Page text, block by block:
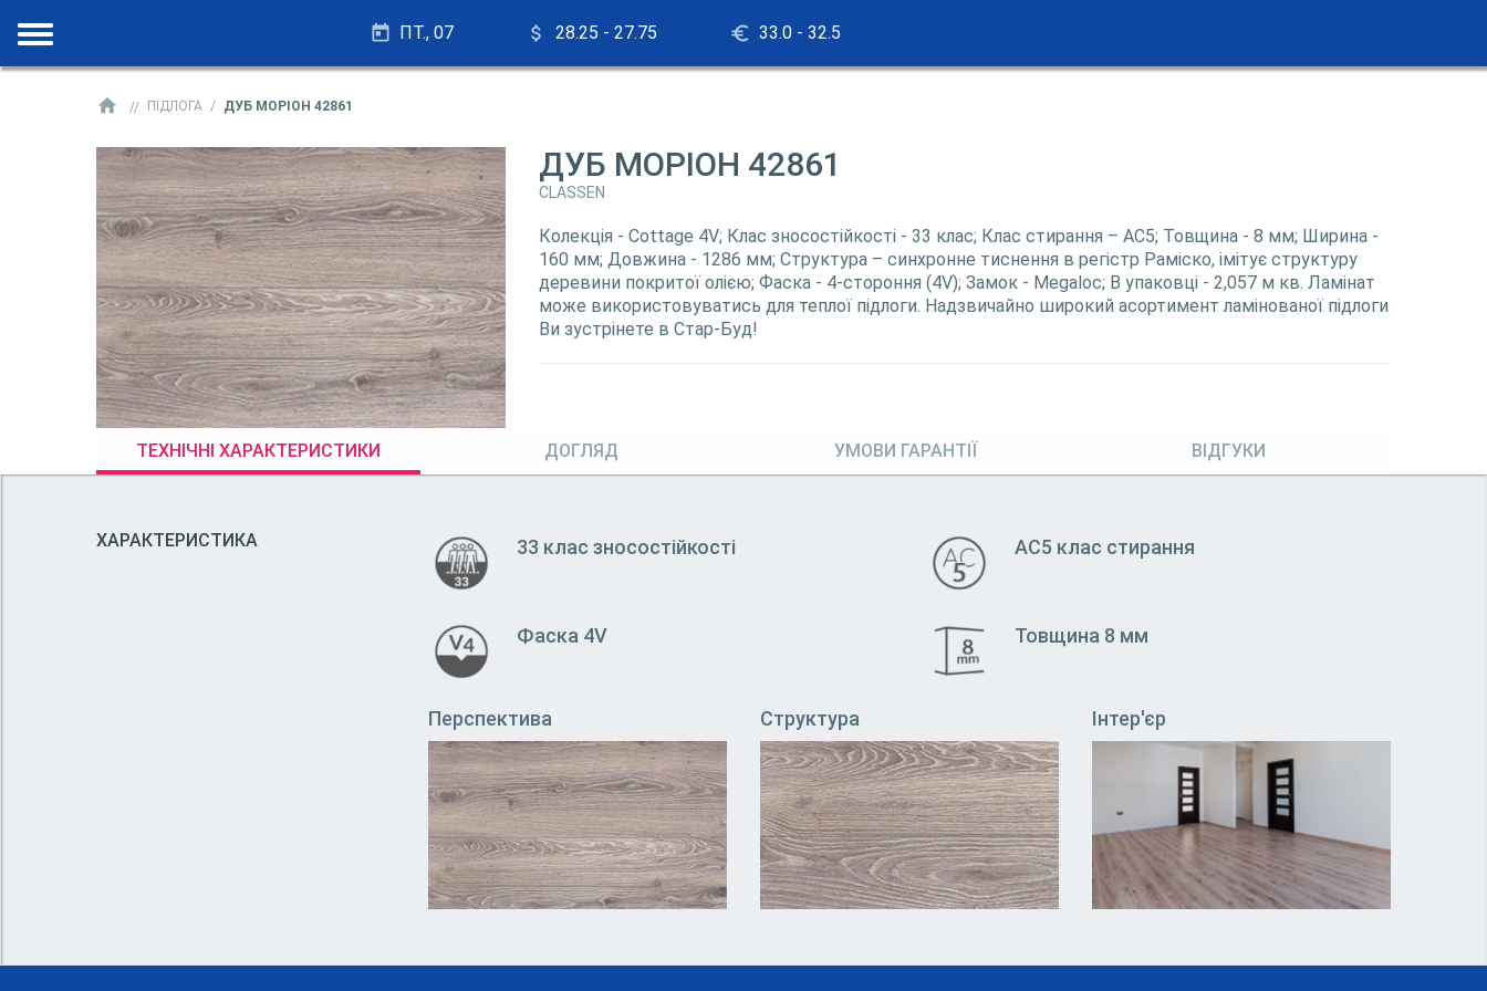
ПТ., 07 28.25 - 27.75 33.0 - 32.5
ПІДЛОГА ДУБ МОРІОН 42861
ДУБ МОРІОН 42861
CLASSEN
Колекція - Cottage 4V; Клас зносостійкості - 33 клас; Клас стирання – АС5; Товщина - 8 мм; Ширина -
160 мм; Довжина - 1286 мм; Структура – синхронне тиснення в регістр Раміско, імітує структуру
деревини покритої олією; Фаска - 4-стороння (4V); Замок - Megaloc; В упаковці - 2,057 м кв. Ламінат
може використовуватись для теплої підлоги. Надзвичайно широкий асортимент ламінованої підлоги
Ви зустрінете в Стар-Буд!
ТЕХНІЧНІ ХАРАКТЕРИСТИКИ ДОГЛЯД УМОВИ ГАРАНТІЇ ВІДГУКИ
ХАРАКТЕРИСТИКА 33 клас зносостійкості АС5 клас стирання
Фаска 4V Товщина 8 мм
Перспектива Структура Інтер'єр